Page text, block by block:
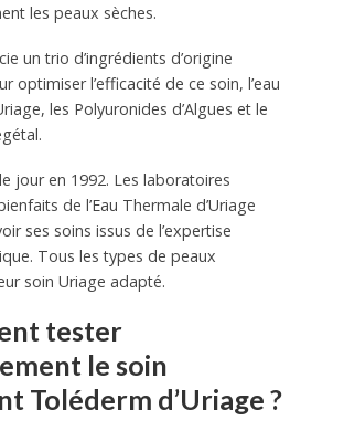
les peaux sèches.
un trio d’ingrédients d’origine
optimiser l’efficacité de ce soin, l’eau
les Polyuronides d’Algues et le
jour en 1992. Les laboratoires
de l’Eau Thermale d’Uriage
ses soins issus de l’expertise
Tous les types de peaux
soin Uriage adapté.
tester
le soin
Toléderm d’Uriage ?